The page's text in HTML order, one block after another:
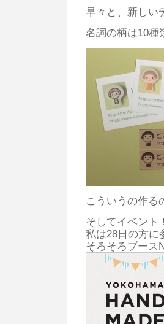
早々と、新しい
名詞の柄は10種
こういうの作る
そしてイベント！
私は28日の方に
そろそろブース